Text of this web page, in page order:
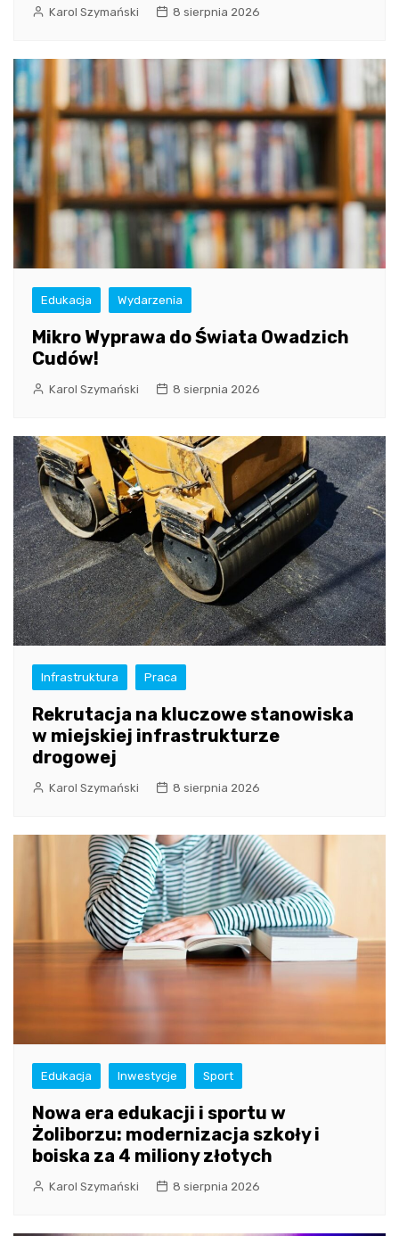
Karol Szymański 8 sierpnia 2026
Edukacja Wydarzenia
Mikro Wyprawa do Świata Owadzich
Cudów!
Karol Szymański 8 sierpnia 2026
Infrastruktura Praca
Rekrutacja na kluczowe stanowiska
w miejskiej infrastrukturze
drogowej
Karol Szymański 8 sierpnia 2026
Edukacja Inwestycje Sport
Nowa era edukacji i sportu w
Żoliborzu: modernizacja szkoły i
boiska za 4 miliony złotych
Karol Szymański 8 sierpnia 2026